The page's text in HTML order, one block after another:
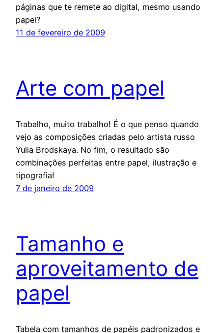
páginas que te remete ao digital, mesmo usando
papel?
11 de fevereiro de 2009
Arte com papel
Trabalho, muito trabalho! É o que penso quando
vejo as composições criadas pelo artista russo
Yulia Brodskaya. No fim, o resultado são
combinações perfeitas entre papel, ilustração e
tipografia!
7 de janeiro de 2009
Tamanho e
aproveitamento de
papel
Tabela com tamanhos de papéis padronizados e